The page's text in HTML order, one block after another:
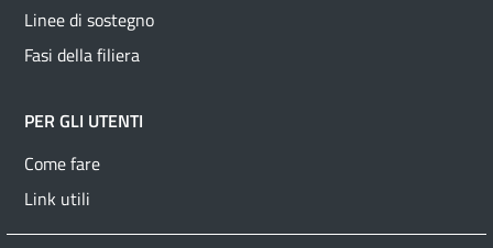
Linee di sostegno
Fasi della filiera
PER GLI UTENTI
Come fare
Link utili